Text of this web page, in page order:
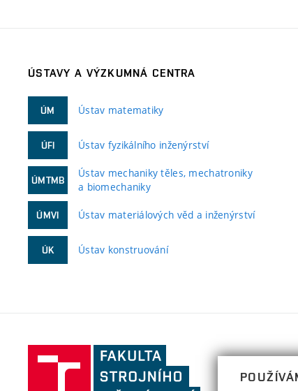
ÚSTAVY A VÝZKUMNÁ CENTRA
ÚM Ústav matematiky
ÚFI Ústav fyzikálního inženýrství
ÚMTMB
Ústav mechaniky těles, mechatroniky
a biomechaniky
ÚMVI Ústav materiálových věd a inženýrství
ÚK Ústav konstruování
Fakulta
inženýrství,